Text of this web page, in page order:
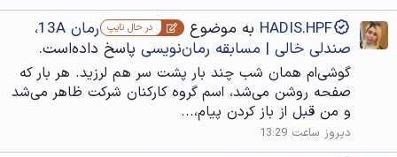
HADIS.HPF به موضوع در حال تایپ
رمان 13A،
صندلی خالی | مسابقه رمان‌نویسی پاسخ داده‌است.
گوشی‌ام همان شب چند بار پشت سر هم لرزید. هر بار که
صفحه روشن می‌شد، اسم گروه کارکنان شرکت ظاهر می‌شد
و من قبل از باز کردن پیام،...
دیروز ساعت 13:29